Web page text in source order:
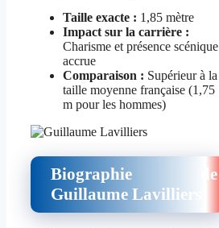
Taille exacte : 1,85 mètre
Impact sur la carrière :
Charisme et présence scénique
accrue
Comparaison : Supérieur à la
taille moyenne française (1,75
m pour les hommes)
Biographie de
Guillaume Lavilliers